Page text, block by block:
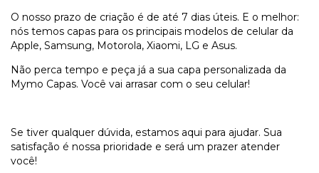
O nosso prazo de criação é de até 7 dias úteis. E o melhor:
nós temos capas para os principais modelos de celular da
Apple, Samsung, Motorola, Xiaomi, LG e Asus.
Não perca tempo e peça já a sua capa personalizada da
Mymo Capas. Você vai arrasar com o seu celular!
Se tiver qualquer dúvida, estamos aqui para ajudar. Sua
satisfação é nossa prioridade e será um prazer atender
você!